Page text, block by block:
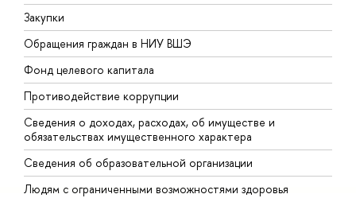
Закупки
Обращения граждан в НИУ ВШЭ
Фонд целевого капитала
Противодействие коррупции
Сведения о доходах, расходах, об имуществе и
обязательствах имущественного характера
Сведения об образовательной организации
Людям с ограниченными возможностями здоровья